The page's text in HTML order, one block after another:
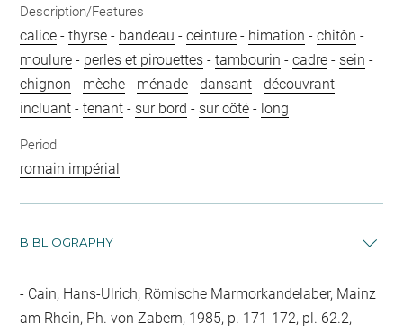
Description/Features
calice -thyrse - bandeau -ceinture - himation -chitôn -
moulure - perles et pirouettes -tambourin -cadre - sein -
chignon - mèche - ménade -dansant -découvrant -
incluant -tenant - sur bord - sur côté - long
Period
romain impérial
BIBLIOGRAPHY
Cain, Hans-Ulrich, Römische Marmorkandelaber, Mainz
am Rhein, Ph. von Zabern, 1985, p. 171-172, pl. 62.2,